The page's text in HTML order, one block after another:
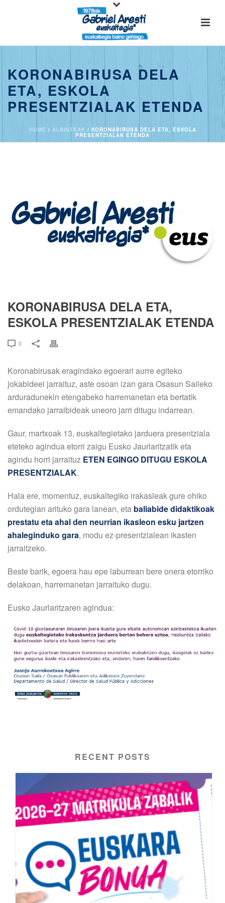
KORONABIRUSA DELA
ETA, ESKOLA
PRESENTZIALAK ETENDA
HOME / ALBISTEAK / KORONABIRUSA DELA ETA, ESKOLA
PRESENTZIALAK ETENDA
KORONABIRUSA DELA ETA,
ESKOLA PRESENTZIALAK ETENDA
0
Koronabirusak eragindako egoerari aurre egiteko
jokabideei jarraituz, aste osoan izan gara Osasun Saileko
arduradunekin etengabeko harremanetan eta bertatik
emandako jarraibideak uneoro jarri ditugu indarrean.
Gaur, martxoak 13, euskaltegietako jarduera presentziala
eteteko agindua etorri zaigu Eusko Jaurlaritzatik eta
agindu horri jarraituz ETEN EGINGO DITUGU ESKOLA
PRESENTZIALAK.
Hala ere, momentuz, euskaltegiko irakasleak gure ohiko
ordutegian arituko gara lanean, eta baliabide didaktikoak
prestatu eta ahal den neurrian ikasleon esku jartzen
ahaleginduko gara, modu ez-presentzialean ikasten
jarraitzeko.
Beste barik, egoera hau epe laburrean bere onera etorriko
delakoan, harremanetan jarraituko dugu.
Eusko Jaurlaritzaren agindua:
RECENT POSTS